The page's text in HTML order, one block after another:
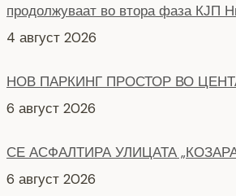
продолжуваат во втора фаза КЈП
4 август 2026
НОВ ПАРКИНГ ПРОСТОР ВО
6 август 2026
СЕ АСФАЛТИРА УЛИЦАТА
6 август 2026